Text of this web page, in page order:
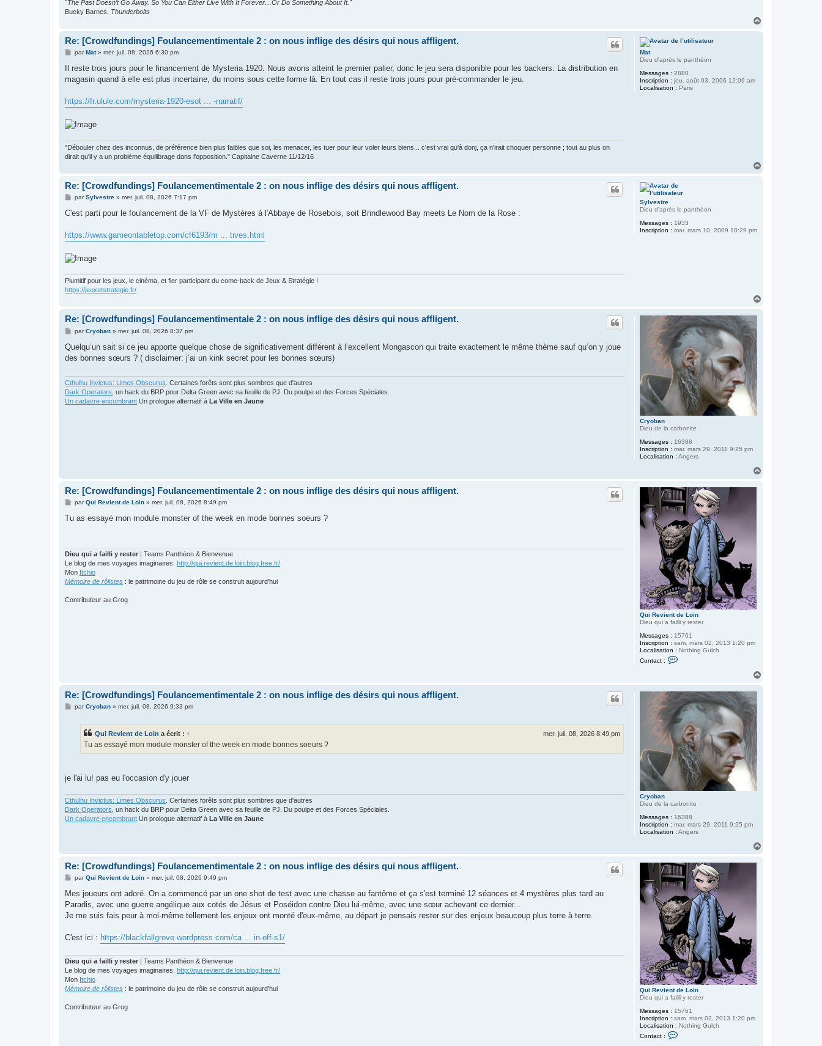
"The Past Doesn’t Go Away. So You Can Either Live With It Forever…Or Do Something About It."
Bucky Barnes, Thunderbolts
Mat
Dieu d'après le panthéon
Messages : 2880
Inscription : jeu. août 03, 2006 12:09 am
Localisation : Paris
Re: [Crowdfundings] Foulancementimentale 2 : on nous inflige des désirs qui nous affligent.
M
s
a
parMat» mer. juil. 08, 2026 6:30 pm
Il reste trois jours pour le financement de Mysteria 1920. Nous avons atteint le premier palier, donc le jeu sera disponible pour les backers. La distribution en
magasin quand à elle est plus incertaine, du moins sous cette forme là. En tout cas il reste trois jours pour pré-commander le jeu.
https://fr.ulule.com/mysteria-1920-esot ... -narratif/
"Débouler chez des inconnus, de préférence bien plus faibles que soi, les menacer, les tuer pour leur voler leurs biens... c'est vrai qu'à donj, ça n'irait choquer personne ; tout au plus on
dirait qu'il y a un problème équilibrage dans l'opposition." Capitaine Caverne 11/12/16
Sylvestre
Dieu d'après le panthéon
Messages : 1933
Inscription : mar. mars 10, 2009 10:29 pm
Re: [Crowdfundings] Foulancementimentale 2 : on nous inflige des désirs qui nous affligent.
M
s
g
e
parSylvestre» mer. juil. 08, 2026 7:17 pm
C'est parti pour le foulancement de la VF de Mystères à l'Abbaye de Rosebois, soit Brindlewood Bay meets Le Nom de la Rose :
https://www.gameontabletop.com/cf6193/m ... tives.html
Plumitif pour les jeux, le cinéma, et fier participant du come-back de Jeux & Stratégie !
https://jeuxetstrategie.fr/
Cryoban
Dieu de la carbonite
Messages : 16388
Inscription : mar. mars 29, 2011 9:25 pm
Localisation : Angers
Re: [Crowdfundings] Foulancementimentale 2 : on nous inflige des désirs qui nous affligent.
M
s
a
parCryoban» mer. juil. 08, 2026 8:37 pm
Quelqu’un sait si ce jeu apporte quelque chose de significativement différent à l’excellent Mongascon qui traite exactement le même thème sauf qu’on y joue
des bonnes sœurs ? ( disclaimer: j’ai un kink secret pour les bonnes sœurs)
Cthulhu Invictus: Limes Obscurus . Certaines forêts sont plus sombres que d'autres
Dark Operators , un hack du BRP pour Delta Green avec sa feuille de PJ. Du poulpe et des Forces Spéciales.
Un cadavre encombrant Un prologue alternatif à La Ville en Jaune
Qui Revient de Loin
Dieu qui a failli y rester
Messages : 15761
Inscription : sam. mars 02, 2013 1:20 pm
Localisation : Nothing Gulch
Contact :
a
c
t
e
r
Q
u
R
e
v
i
e
n
e
o
i
n
Re: [Crowdfundings] Foulancementimentale 2 : on nous inflige des désirs qui nous affligent.
M
s
parQui Revient de Loin» mer. juil. 08, 2026 8:49 pm
Tu as essayé mon module monster of the week en mode bonnes soeurs ?
Dieu qui a failli y rester | Teams Panthéon & Bienvenue
Le blog de mes voyages imaginaires: http://qui.revient.de.loin.blog.free.fr/
Mon Itchio
Mémoire de rôlistes : le patrimoine du jeu de rôle se construit aujourd'hui
Contributeur au Grog
Cryoban
Dieu de la carbonite
Messages : 16388
Inscription : mar. mars 29, 2011 9:25 pm
Localisation : Angers
Re: [Crowdfundings] Foulancementimentale 2 : on nous inflige des désirs qui nous affligent.
MparCryoban» mer. juil. 08, 2026 9:33 pm
Qui Revient de Loin a écrit : ↑ mer. juil. 08, 2026 8:49 pm
Tu as essayé mon module monster of the week en mode bonnes soeurs ?
je l'ai lu! pas eu l'occasion d'y jouer
Cthulhu Invictus: Limes Obscurus. Certaines forêts sont plus sombres que d'autres
Dark Operators, un hack du BRP pour Delta Green avec sa feuille de PJ. Du poulpe et des Forces Spéciales.
Un cadavre encombrant Un prologue alternatif à La Ville en Jaune
Qui Revient de Loin
Dieu qui a failli y rester
Messages : 15761
Inscription : sam. mars 02, 2013 1:20 pm
Localisation : Nothing Gulch
Contact :
Re: [Crowdfundings] Foulancementimentale 2 : on nous inflige des désirs qui nous affligent.
M
s
a
g
parQui Revient de Loin» mer. juil. 08, 2026 9:49 pm
Mes joueurs ont adoré. On a commencé par un one shot de test avec une chasse au fantôme et ça s'est terminé 12 séances et 4 mystères plus tard au
Paradis, avec une guerre angélique aux cotés de Jésus et Poséidon contre Dieu lui-même, avec une sœur achevant ce dernier...
Je me suis fais peur à moi-même tellement les enjeux ont monté d'eux-même, au départ je pensais rester sur des enjeux beaucoup plus terre à terre.
C'est ici : https://blackfallgrove.wordpress.com/ca ... in-off-s1/
Dieu qui a failli y rester | Teams Panthéon & Bienvenue
Le blog de mes voyages imaginaires: http://qui.revient.de.loin.blog.free.fr/
Mon Itchio
Mémoire de rôlistes : le patrimoine du jeu de rôle se construit aujourd'hui
Contributeur au Grog